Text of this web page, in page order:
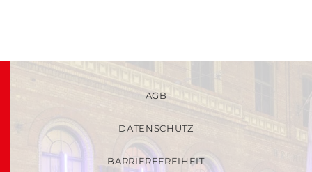
AGB
DATENSCHUTZ
BARRIEREFREIHEIT